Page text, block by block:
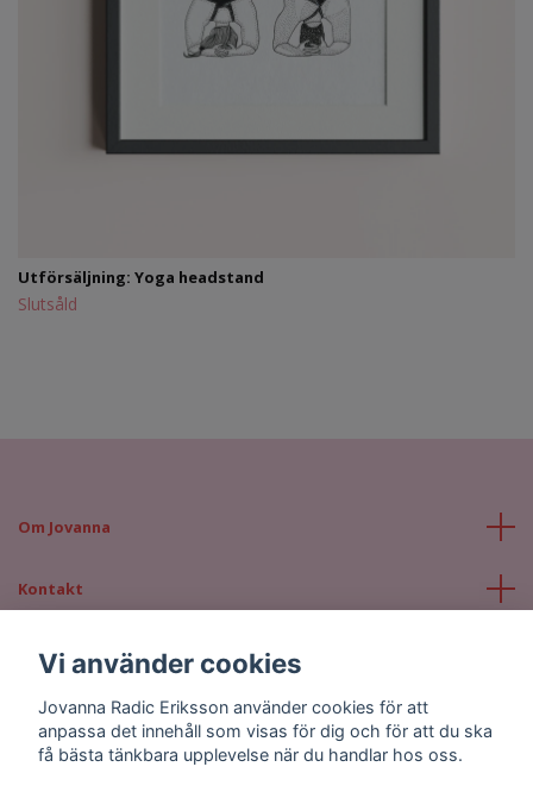
Utförsäljning: Yoga headstand
Slutsåld
Om Jovanna
Kontakt
Läs mer
Sociala medier
Vi använder cookies
Jovanna Radic Eriksson använder cookies för att
anpassa det innehåll som visas för dig och för att du ska
få bästa tänkbara upplevelse när du handlar hos oss.